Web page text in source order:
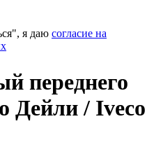
я даю согласие на
переднего
Дейли / Iveco